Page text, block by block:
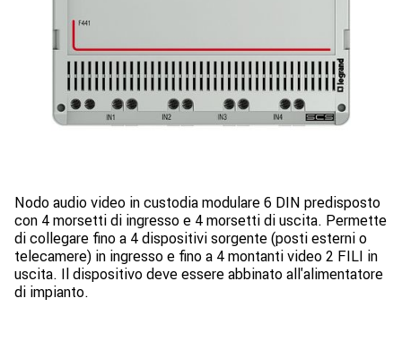
Nodo audio video in custodia modulare 6 DIN predisposto
con 4 morsetti di ingresso e 4 morsetti di uscita. Permette
di collegare fino a 4 dispositivi sorgente (posti esterni o
telecamere) in ingresso e fino a 4 montanti video 2 FILI in
uscita. Il dispositivo deve essere abbinato all'alimentatore
di impianto.